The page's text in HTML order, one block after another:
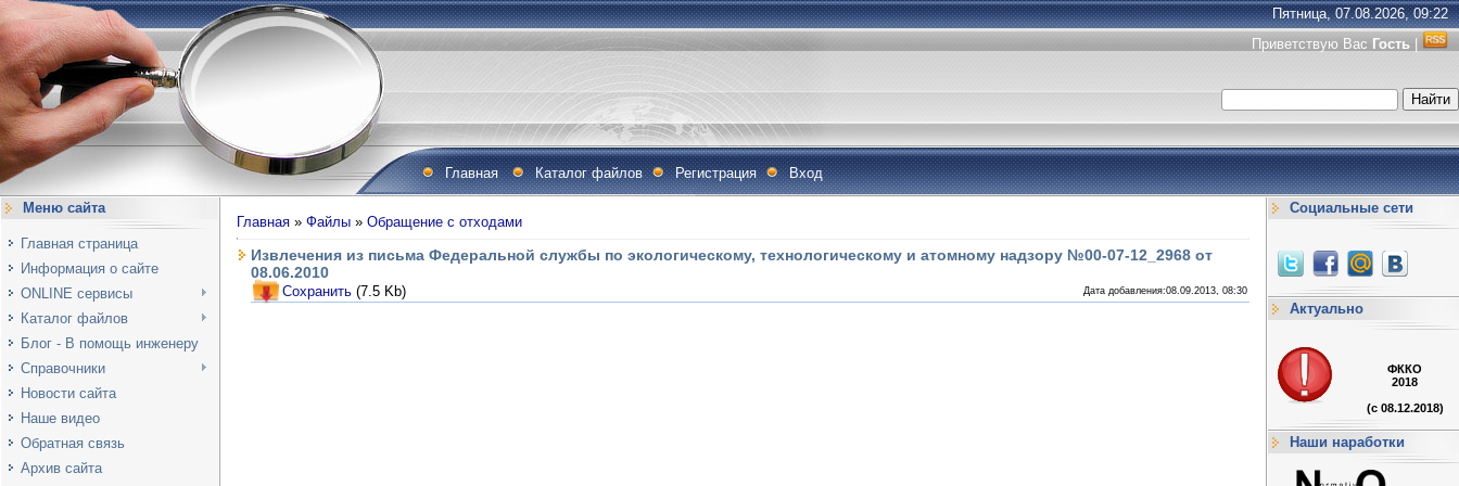
Пятница, 07.08.2026, 09:22
Приветствую Вас Гость
Главная Каталог файлов Регистрация Вход
Меню сайта
Главная страница
Информация о сайте
ONLINE сервисы
Каталог файлов
Блог - В помощь инженеру
Справочники
Новости сайта
Наше видео
Обратная связь
Архив сайта
Главная » Файлы » Обращение с отходами
Извлечения из письма Федеральной службы по экологическому, технологическому и атомному надзору №00-07-12_2968 от
08.06.2010
Сохранить (7.5 Kb) Дата добавления:08.09.2013, 08:30
Социальные сети
Актуально
ФККО
2018
(с 08.12.2018)
Наши наработки